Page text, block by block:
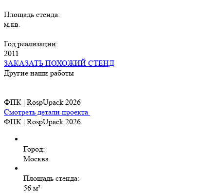
Площадь стенда:
м.кв.
Год реализации:
2011
ЗАКАЗАТЬ ПОХОЖИЙ СТЕНД
Другие наши работы
ФПК | RospUpack 2026
Смотреть детали проекта
ФПК | RospUpack 2026
Город:
Москва
Площадь стенда:
56 м²